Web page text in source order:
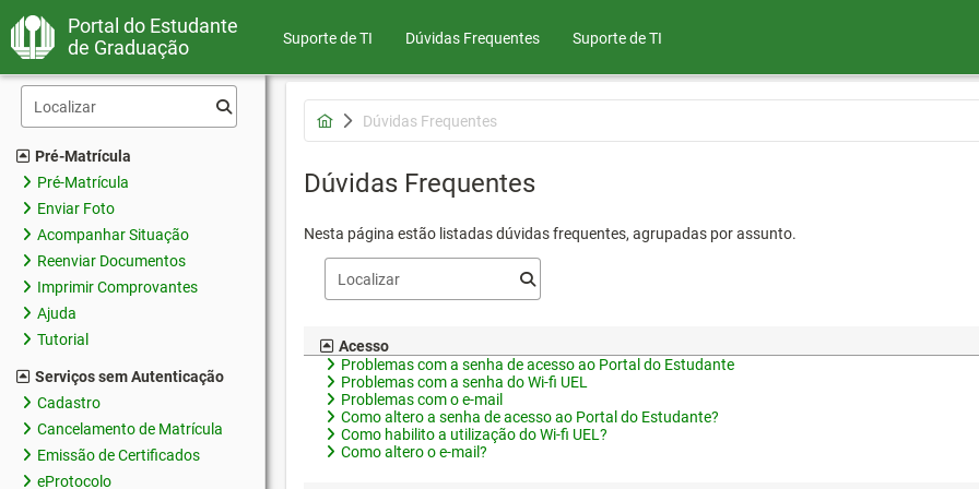
Portal do Estudante
de Graduação
Suporte de TI Dúvidas Frequentes Suporte de TI
Pré-Matrícula
Pré-Matrícula
Enviar Foto
Acompanhar Situação
Reenviar Documentos
Imprimir Comprovantes
Ajuda
Tutorial
Serviços sem Autenticação
Cadastro
Cancelamento de Matrícula
Emissão de Certificados
eProtocolo
Dúvidas Frequentes
Dúvidas Frequentes
Nesta página estão listadas dúvidas frequentes, agrupadas por assunto.
Acesso
Problemas com a senha de acesso ao Portal do Estudante
Problemas com a senha do Wi-fi UEL
Problemas com o e-mail
Como altero a senha de acesso ao Portal do Estudante?
Como habilito a utilização do Wi-fi UEL?
Como altero o e-mail?